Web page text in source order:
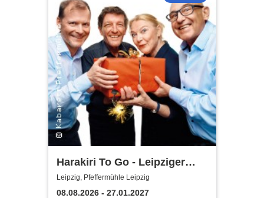
Harakiri To Go - Leipziger
Pfeffermühle
Leipzig, Pfeffermühle Leipzig
08.08.2026 - 27.01.2027